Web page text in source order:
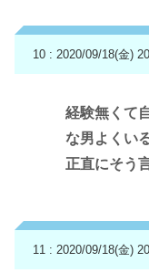
10 : 2020/09/18(金)
経験無くて
な男よくい
正直にそう
11 : 2020/09/18(金)